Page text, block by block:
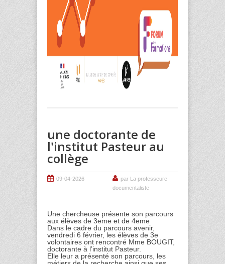
une doctorante de
l'institut Pasteur au
collège
09-04-2026
par La professeure
documentaliste
Une chercheuse présente son parcours
aux élèves de 3eme et de 4eme
Dans le cadre du parcours avenir,
vendredi 6 février, les élèves de 3e
volontaires ont rencontré Mme BOUGIT,
doctorante à l’institut Pasteur.
Elle leur a présenté son parcours, les